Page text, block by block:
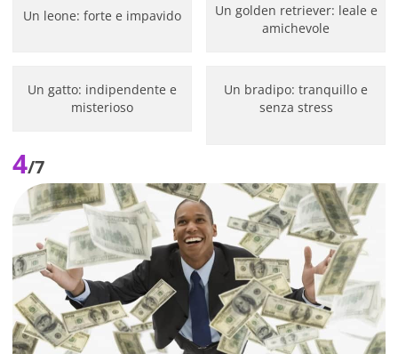
Un leone: forte e impavido
Un golden retriever: leale e
amichevole
Un gatto: indipendente e
misterioso
Un bradipo: tranquillo e
senza stress
4/7